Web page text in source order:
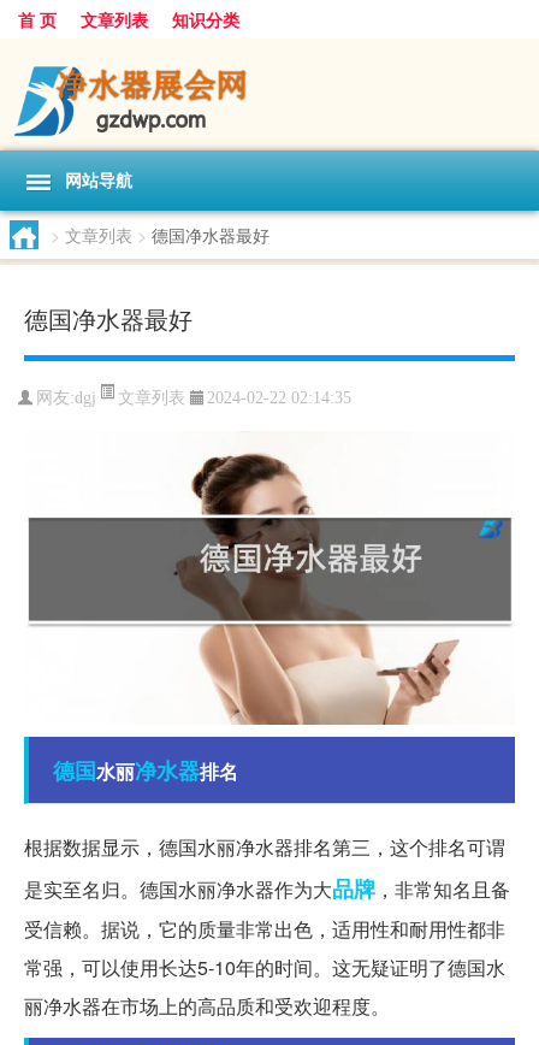
首 页 文章列表 知识分类
网站导航
> 文章列表 > 德国净水器最好
德国净水器最好
网友:dgj 文章列表 2024-02-22 02:14:35
德国水丽净水器排名
根据数据显示，德国水丽净水器排名第三，这个排名可谓
是实至名归。德国水丽净水器作为大品牌 ，非常知名且备
受信赖。据说，它的质量非常出色，适用性和耐用性都非
常强，可以使用长达5-10年的时间。这无疑证明了德国水
丽净水器在市场上的高品质和受欢迎程度。